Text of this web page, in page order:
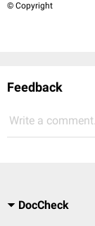
© Copyright
Feedback
Write a
DocCheck